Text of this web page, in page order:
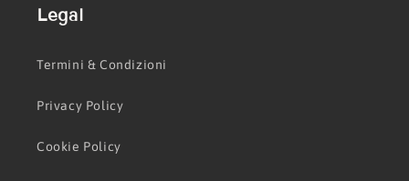
Legal
Termini & Condizioni
Privacy Policy
Cookie Policy